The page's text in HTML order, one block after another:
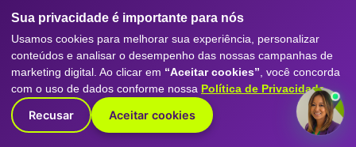
nossa comunicação é direta, técnica e orientada para a
ação. Entendemos os desafios de gerir um negócio e a
necessidade de ver resultados concretos e
quantificáveis. Asenioridade técnica da nossa equipe é
um diferencial que garante um crescimento
mensurável, alinhado com as mais altas expectativas do
mercado B2B. Este foco na performance, aliado a uma
abordagem consultiva, assegura que sua empresa
Sua privacidade é importante para nós
Usamos cookies para melhorar sua experiência, personalizar
conteúdos e analisar o desempenho das nossas campanhas de
marketing digital. Ao clicar em “Aceitar cookies” , você concorda
com o uso de dados conforme nossa Política de Privacidade.
Recusar Aceitar cookies